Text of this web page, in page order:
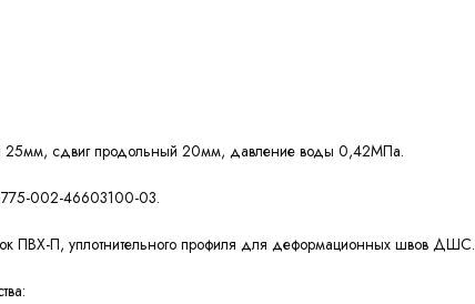
25мм, сдвиг продольный 20мм, давление воды 0,42МПа.
5775-002-46603100-03.
ПВХ-П, уплотнительного профиля для деформационных швов ДШС.